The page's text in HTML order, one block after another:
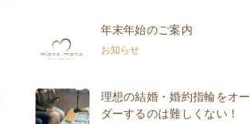
年末年始のご案内
お知らせ
理想の結婚・婚約指輪をオー
ダーするのは難しくない！